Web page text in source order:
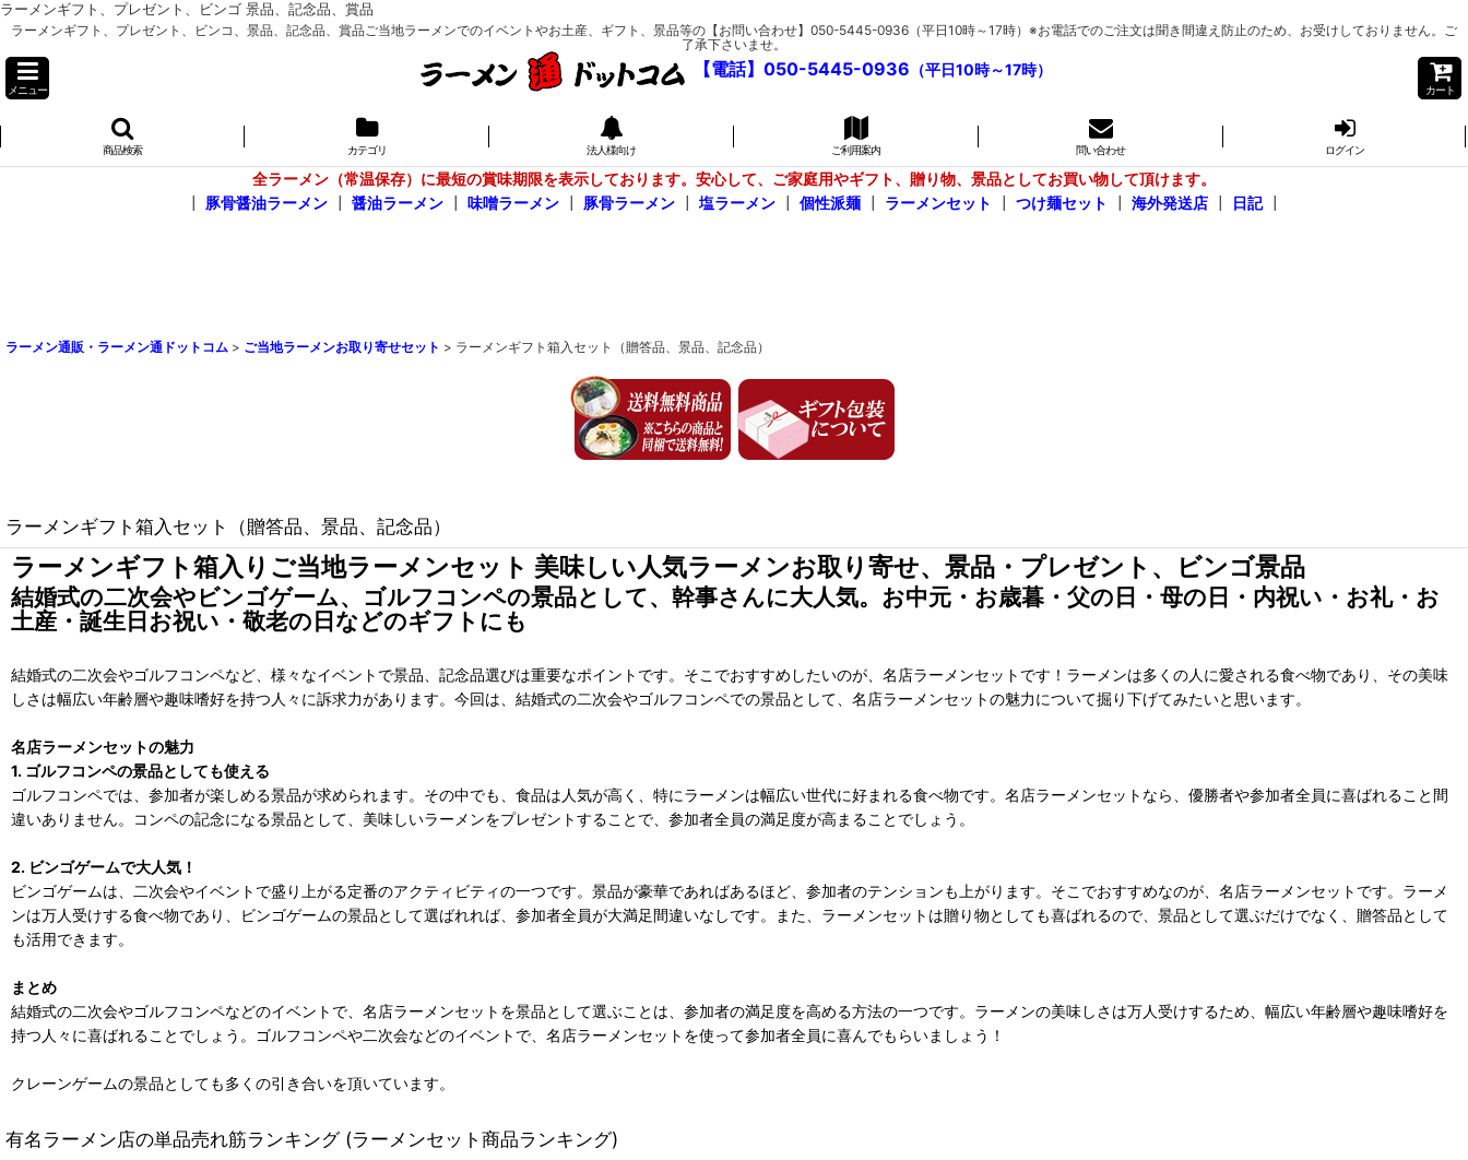
ラーメンギフト、プレゼント、ビンゴ 景品、記念品、賞品
ラーメンギフト、プレゼント、ビンコ、景品、記念品、賞品ご当地ラーメンでのイベントやお土産、ギフト、景品等の【お問い合わせ】050-5445-0936（平日10時～17時）※お電話でのご注文は聞き間違え防止のため、お受けしておりません。ご
了承下さいませ。
メニュー
【電話】050-5445-0936 （平日10時～17時）
カート
商品検索 カテゴリ 法人様向け ご利用案内 問い合わせ ログイン
全ラーメン（常温保存）に最短の賞味期限を表示しております。安心して、ご家庭用やギフト、贈り物、景品としてお買い物して頂けます。
豚骨醤油ラーメン 醤油ラーメン 味噌ラーメン 豚骨ラーメン 塩ラーメン 個性派麺 ラーメンセット つけ麺セット 海外発送店 日記┃
ラーメン通販・ラーメン通ドットコム > ご当地ラーメンお取り寄せセット > ラーメンギフト箱入セット（贈答品、景品、記念品）
ラーメンギフト箱入セット（贈答品、景品、記念品）
ラーメンギフト箱入りご当地ラーメンセット 美味しい人気ラーメンお取り寄せ、景品・プレゼント、ビンゴ景品
結婚式の二次会やビンゴゲーム、ゴルフコンペの景品として、幹事さんに大人気。お中元・お歳暮・父の日・母の日・内祝い・お礼・お
土産・誕生日お祝い・敬老の日などのギフトにも
結婚式の二次会やゴルフコンペなど、様々なイベントで景品、記念品選びは重要なポイントです。そこでおすすめしたいのが、名店ラーメンセットです！ラーメンは多くの人に愛される食べ物であり、その美味
しさは幅広い年齢層や趣味嗜好を持つ人々に訴求力があります。今回は、結婚式の二次会やゴルフコンペでの景品として、名店ラーメンセットの魅力について掘り下げてみたいと思います。
名店ラーメンセットの魅力
1. ゴルフコンペの景品としても使える
ゴルフコンペでは、参加者が楽しめる景品が求められます。その中でも、食品は人気が高く、特にラーメンは幅広い世代に好まれる食べ物です。名店ラーメンセットなら、優勝者や参加者全員に喜ばれること間
違いありません。コンペの記念になる景品として、美味しいラーメンをプレゼントすることで、参加者全員の満足度が高まることでしょう。
2. ビンゴゲームで大人気！
ビンゴゲームは、二次会やイベントで盛り上がる定番のアクティビティの一つです。景品が豪華であればあるほど、参加者のテンションも上がります。そこでおすすめなのが、名店ラーメンセットです。ラーメ
ンは万人受けする食べ物であり、ビンゴゲームの景品として選ばれれば、参加者全員が大満足間違いなしです。また、ラーメンセットは贈り物としても喜ばれるので、景品として選ぶだけでなく、贈答品として
も活用できます。
まとめ
結婚式の二次会やゴルフコンペなどのイベントで、名店ラーメンセットを景品として選ぶことは、参加者の満足度を高める方法の一つです。ラーメンの美味しさは万人受けするため、幅広い年齢層や趣味嗜好を
持つ人々に喜ばれることでしょう。ゴルフコンペや二次会などのイベントで、名店ラーメンセットを使って参加者全員に喜んでもらいましょう！
クレーンゲームの景品としても多くの引き合いを頂いています。
有名ラーメン店の単品売れ筋ランキング (ラーメンセット商品ランキング)